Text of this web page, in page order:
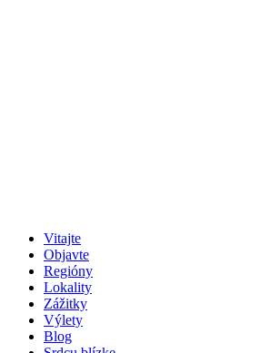
Vitajte
Objavte
Regióny
Lokality
Zážitky
Výlety
Blog